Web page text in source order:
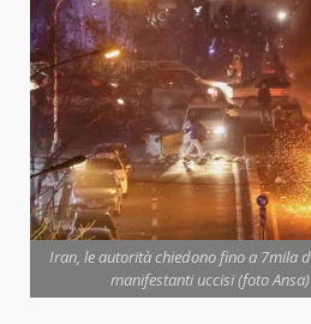
Iran, le autorità chiedono fino a 7mila
manifestanti uccisi (foto